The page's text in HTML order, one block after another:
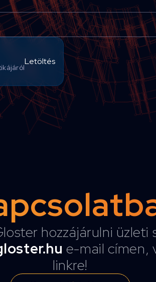
Letöltés
hozzájárulni üzleti
e-mail címen,
linkre!